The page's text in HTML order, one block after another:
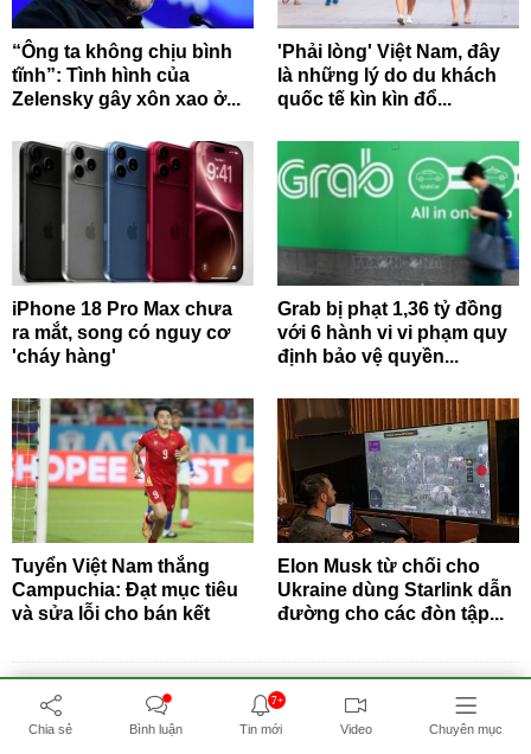
“Ông ta không chịu bình
tĩnh”: Tình hình của
Zelensky gây xôn xao ở...
'Phải lòng' Việt Nam, đây
là những lý do du khách
quốc tế kìn kìn đổ...
iPhone 18 Pro Max chưa
ra mắt, song có nguy cơ
'cháy hàng'
Grab bị phạt 1,36 tỷ đồng
với 6 hành vi vi phạm quy
định bảo vệ quyền...
Tuyển Việt Nam thắng
Campuchia: Đạt mục tiêu
và sửa lỗi cho bán kết
Elon Musk từ chối cho
Ukraine dùng Starlink dẫn
đường cho các đòn tập...
BẤM ĐỂ XEM THÊM
Chia sẻ Bình luận
7+
Tin mới Video Chuyên mục